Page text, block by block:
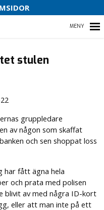
stulen
gruppledare
av någon som skaffat
och sen shoppat loss
har fått ägna hela
och prata med polisen
blivit av med några ID-kort
eller att man inte på ett